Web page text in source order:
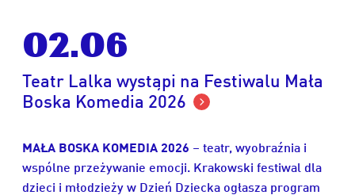
02.06
Teatr Lalka wystąpi na Festiwalu Mała
Boska Komedia 2026
MAŁA BOSKA KOMEDIA 2026 – teatr, wyobraźnia i
wspólne przeżywanie emocji. Krakowski festiwal dla
dzieci i młodzieży w Dzień Dziecka ogłasza program